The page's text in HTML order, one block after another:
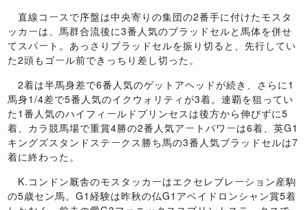
直線コースで序盤は中央寄りの集団の2番手に付けたモスタ
ッカーは、馬群合流後に3番人気のブラッドセルと馬体を併せ
てスパート。あっさりブラッドセルを振り切ると、先行してい
た2頭もゴール前できっちり差し切った。
2着は半馬身差で6番人気のゲットアヘッドが続き、さらに1
馬身1/4差で5番人気のイクウォリティが3着。連覇を狙ってい
た1番人気のハイフィールドプリンセスは後方から伸びずに5
着、カラ競馬場で重賞4勝の2番人気アートパワーは6着、英G1
キングズスタンドステークス勝ち馬の3番人気ブラッドセルは7
着に終わった。
K.コンドン厩舎のモスタッカーはエクセレブレーション産駒
の5歳セン馬。G1経験は昨秋の仏G1アベイドロンシャン賞5着